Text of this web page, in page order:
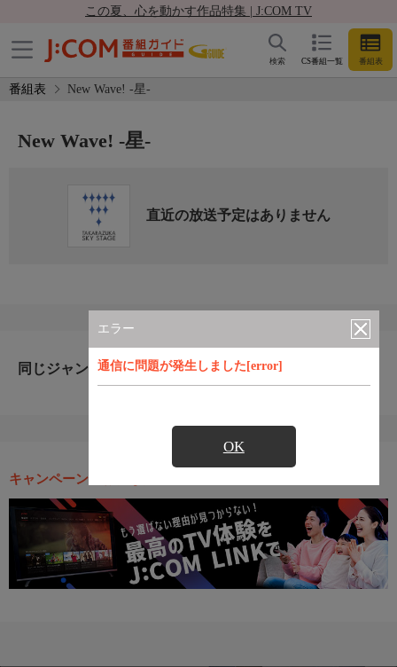
この夏、心を動かす作品特集 | J:COM TV
CS番組一覧 番組表
検索
番組表 New Wave! -星-
エラー
通信に問題が発生しました[error]
OK
New Wave! -星-
直近の放送予定はありません
同じジャンルのおすすめ番組
キャンペーン・お得な情報